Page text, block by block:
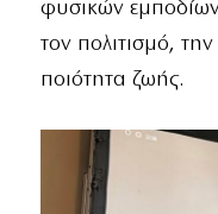
φυσικών
τον πολιτισμό,
ποιότητα ζωής.